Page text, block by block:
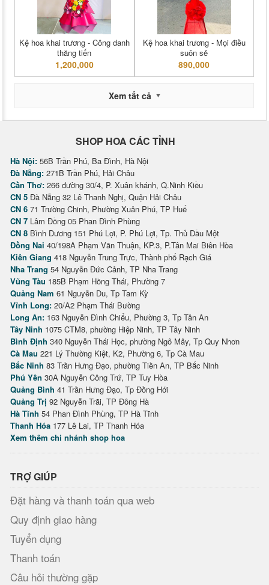
Kệ hoa khai trương - Công danh
thăng tiến
1,200,000
Kệ hoa khai trương - Mọi điều
suôn sẻ
890,000
Xem tất cả
SHOP HOA CÁC TỈNH
Hà Nội: 56B Trần Phú, Ba Đình, Hà Nội
Đà Nẵng: 271B Trần Phú, Hải Châu
Cần Thơ: 266 đường 30/4, P. Xuân khánh, Q.Ninh Kiều
CN 5 Đà Nẵng 32 Lê Thanh Nghị, Quận Hải Châu
CN 6 71 Trường Chinh, Phường Xuân Phú, TP Huế
CN 7 Lâm Đồng 05 Phan Đình Phùng
CN 8 Bình Dương 151 Phú Lợi, P. Phú Lợi, Tp. Thủ Dầu Một
Đồng Nai 40/198A Phạm Văn Thuận, KP.3, P.Tân Mai Biên Hòa
Kiên Giang 418 Nguyễn Trung Trực, Thành phố Rạch Giá
Nha Trang 54 Nguyễn Đức Cảnh, TP Nha Trang
Vũng Tàu 185B Phạm Hồng Thái, Phường 7
Quảng Nam 61 Nguyễn Du, Tp Tam Kỳ
Vĩnh Long: 20/A2 Phạm Thái Bường
Long An: 163 Nguyễn Đình Chiểu, Phường 3, Tp Tân An
Tây Ninh 1075 CTM8, phường Hiệp Ninh, TP Tây Ninh
Bình Định 340 Nguyễn Thái Học, phường Ngô Mây, Tp Quy Nhơn
Cà Mau 221 Lý Thường Kiệt, K2, Phường 6, Tp Cà Mau
Bắc Ninh 83 Trần Hưng Đạo, phường Tiền An, TP Bắc Ninh
Phú Yên 30A Nguyễn Công Trứ, TP Tuy Hòa
Quảng Bình 41 Trần Hưng Đạo, Tp Đồng Hới
Quảng Trị 92 Nguyễn Trãi, TP Đông Hà
Hà Tĩnh 54 Phan Đình Phùng, TP Hà Tĩnh
Thanh Hóa 177 Lê Lai, TP Thanh Hóa
Xem thêm chi nhánh shop hoa
TRỢ GIÚP
Đặt hàng và thanh toán qua web
Quy định giao hàng
Tuyển dụng
Thanh toán
Câu hỏi thường gặp